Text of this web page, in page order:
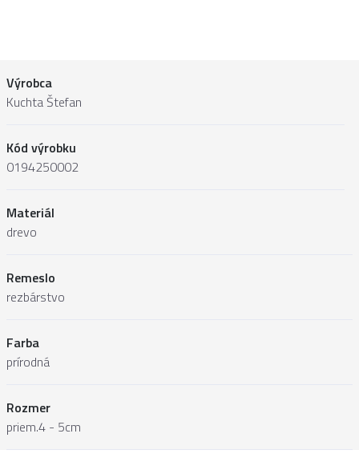
Výrobca
Kuchta Štefan
Kód výrobku
0194250002
Materiál
drevo
Remeslo
rezbárstvo
Farba
prírodná
Rozmer
priem.4 - 5cm